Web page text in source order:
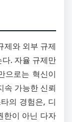
제와 외부 규제
. 자율 규제만
으로는 혁신이
속 가능한 신뢰
의 경험은, 디
한이 아닌 다자